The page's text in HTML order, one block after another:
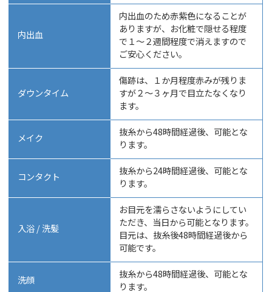
内出血
内出血のため赤紫色になることが
ありますが、お化粧で隠せる程度
で１〜２週間程度で消えますので
ご安心ください。
ダウンタイム
傷跡は、１か月程度赤みが残りま
すが２〜３ヶ月で目立たなくなり
ます。
メイク
抜糸から48時間経過後、可能とな
ります。
コンタクト
抜糸から24時間経過後、可能とな
ります。
入浴 / 洗髪
お目元を濡らさないようにしてい
ただき、当日から可能となります。
目元は、抜糸後48時間経過後から
可能です。
洗顔
抜糸から48時間経過後、可能とな
ります。